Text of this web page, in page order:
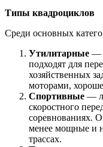
Типы квадроциклов
Среди основных
Утилитарные —
подходят для
хозяйственных
моторами,
Спортивные —
скоростного
соревнованиях.
менее мощные и
трассах.